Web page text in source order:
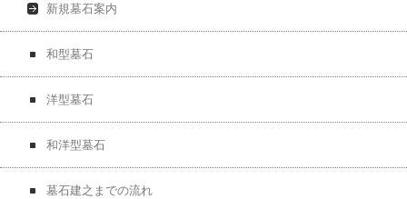
新規墓石案内
和型墓石
洋型墓石
和洋型墓石
墓石建之までの流れ